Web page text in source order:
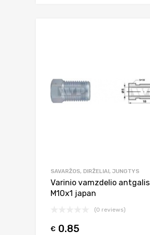
SAVARŽOS, DIRŽELIAI, JUNGTYS
Varinio vamzdelio antgalis
M10x1 japan
(0 reviews)
€ 0.85